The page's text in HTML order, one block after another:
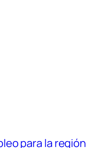
para la región